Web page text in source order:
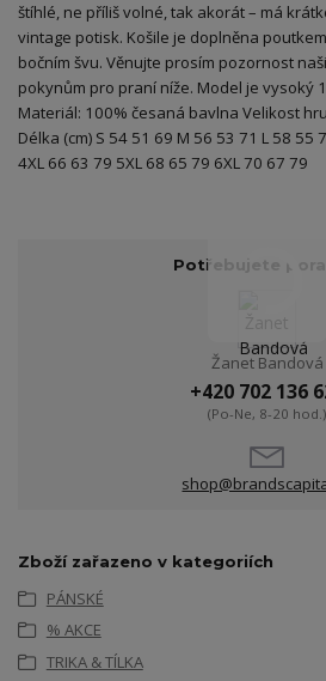
štíhlé, ne příliš volné, tak akorát – má
vintage potisk. Košile je doplněna
bočním švu. Věnujte prosím pozornost
pokynům pro praní níže. Model je vysoký
Materiál: 100% česaná bavlna Velikost
Délka (cm) S 54 51 69 M 56 53 71 L 58 55
4XL 66 63 79 5XL 68 65 79 6XL 70 67 79
Potřebujete
Žanet Bandová
+420 702 136
(Po-Ne, 8-20 hod.)
Zboží zařazeno v kategoriích
PÁNSKÉ
% AKCE
TRIKA & TÍLKA